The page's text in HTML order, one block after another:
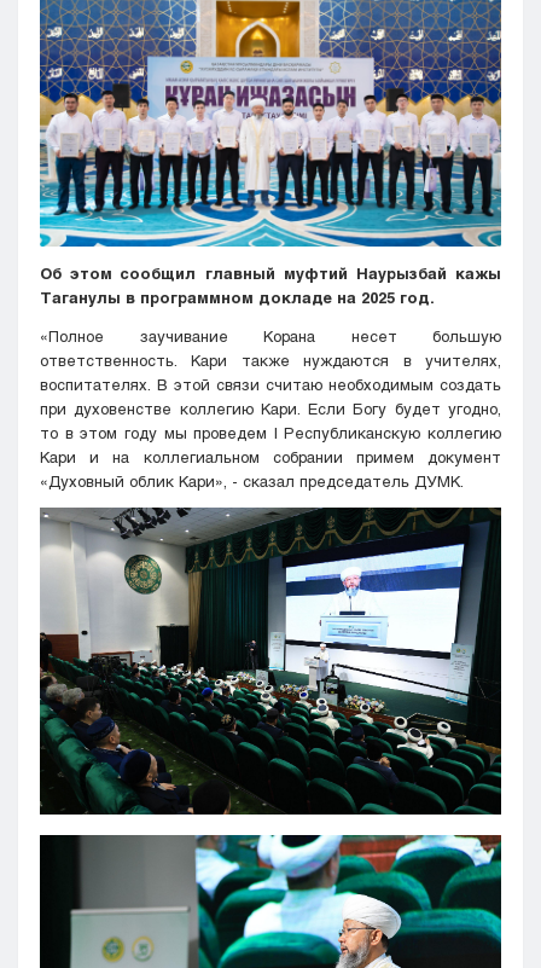
Семей
Талдыкорган
Тараз
Туркестан
Уральск
Усть-Каменогорск
Шымкент
Обэтом сообщил главный муфтий Наурызбай кажы
Таганулы в программном докладе на 2025 год.
«Полное
заучивание Корана несет
большую
ответственность
Кари также нуждаются вучителях
воспитателях В этой связи считаю необходимым создать
при духовенстве коллегиюКари. ЕслиБогу будет угодно,
то в этом годумыпроведем I Республиканскую коллегию
Кари ина коллегиальном собрании примем
документ
«Духовный облик Кари», - сказал председатель ДУМК